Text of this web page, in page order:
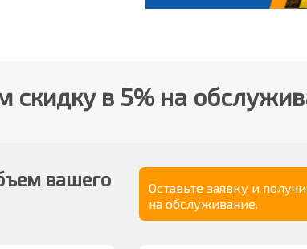
в 5% на
вашего
Оставьте заявку и
на обслуживание.